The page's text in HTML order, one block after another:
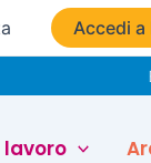
Accedi
lavoro